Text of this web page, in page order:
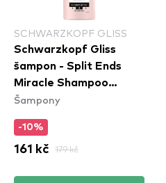
SCHWARZKOPF GLISS
Schwarzkopf Gliss
šampon - Split Ends
Miracle Shampoo
(400ml)
Šampony
-10%
161 kč 179 kč